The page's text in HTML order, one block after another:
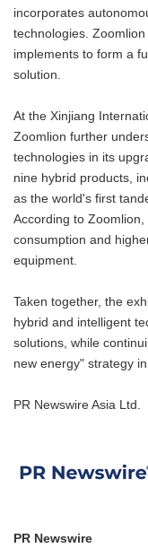
incorporates
technologies.
implements to form a
solution.
At the Xinjiang
Zoomlion further
technologies in its
nine hybrid products,
as the world's first
According to
consumption and
equipment.
Taken together, the
hybrid and intelligent
solutions, while
new energy" strategy
PR Newswire Asia Ltd.
PR Newswire